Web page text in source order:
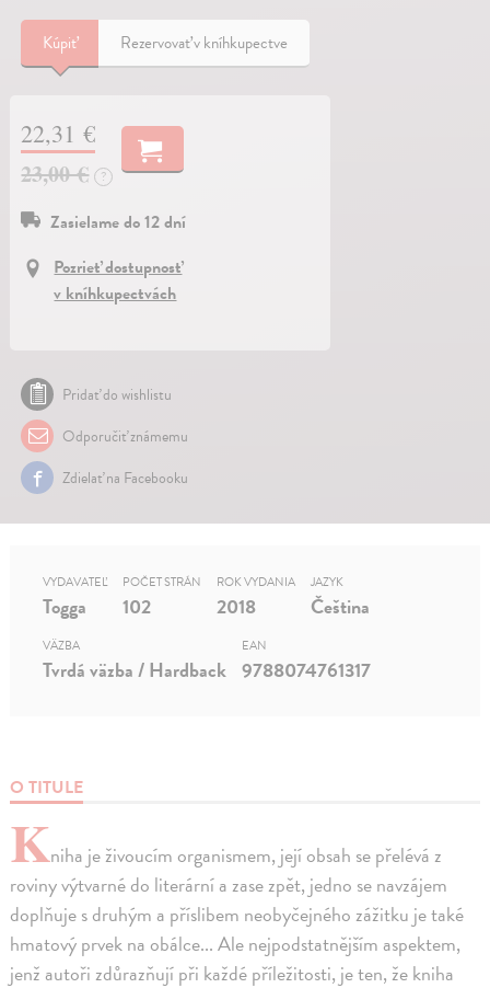
Kúpiť Rezervovať v kníhkupectve
22,31 €
23,00 €
?
Zasielame do 12 dní
Pozrieť dostupnosť
v kníhkupectvách
Pridať do wishlistu
Odporučiť známemu
Zdielať na Facebooku
O TITULE
Kniha je živoucím organismem, její obsah se přelévá z
roviny výtvarné do literární a zase zpět, jedno se navzájem
doplňuje s druhým a příslibem neobyčejného zážitku je také
hmatový prvek na obálce... Ale nejpodstatnějším aspektem,
jenž autoři zdůrazňují při každé příležitosti, je ten, že kniha
VYDAVATEĽ
Togga
POČET STRÁN
102
ROK VYDANIA
2018
JAZYK
Čeština
VÄZBA
Tvrdá väzba / Hardback
EAN
9788074761317